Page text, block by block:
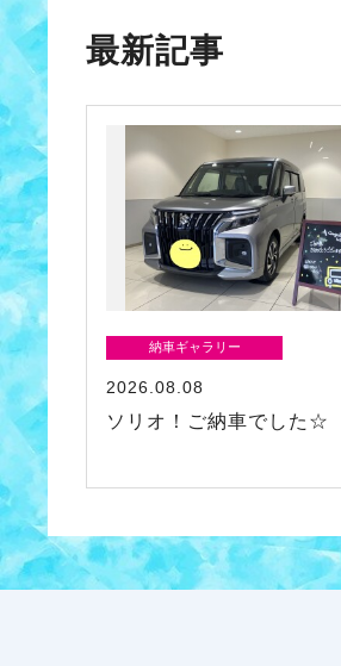
最新記事
納車ギャラリー
2026.08.08
ソリオ！ご納車でした☆